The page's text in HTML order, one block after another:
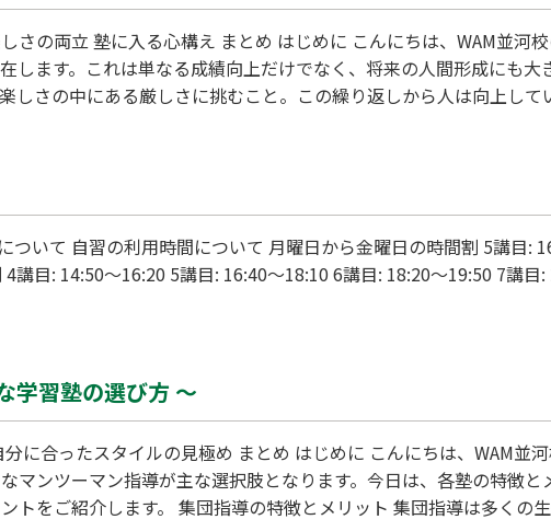
します。これは単なる成績向上だけでなく、将来の人間形成にも大
しさの中にある厳しさに挑むこと。この繰り返しから人は向上して
学習塾の選び方 ～
マンツーマン指導が主な選択肢となります。今日は、各塾の特徴と
集団指導は多くの生徒が同じ授業を